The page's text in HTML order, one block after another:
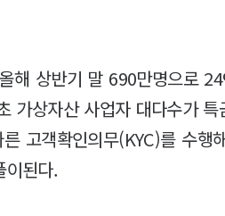
해 상반기 말 690만명으로
가상자산 사업자 대다수가 특
고객확인의무(KYC)를 수행
된다.